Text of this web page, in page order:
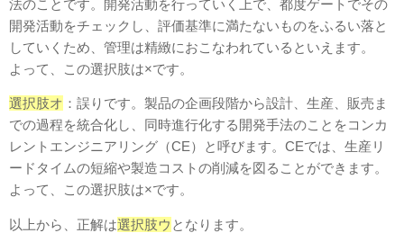
法のことです。 開発活動を行っていく上で、都度ゲートでその
開発活動をチェックし、評価基準に満たないものをふるい落と
していくため、管理は精緻におこなわれているといえます。
よって、この選択肢は×です。
選択肢オ ：誤りです。製品の企画段階から設計、⽣産、販売ま
での過程を統合化し、同時進⾏化する開発手法のことをコンカ
レントエンジニアリング（CE）と呼びます。CEでは、⽣産リ
ードタイムの短縮や製造コストの削減を図ることができます。
よって、この選択肢は×です。
以上から、正解は選択肢ウ となります。